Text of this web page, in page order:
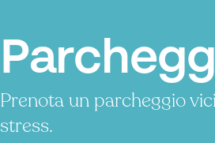
Prenota un parcheggio
stress.